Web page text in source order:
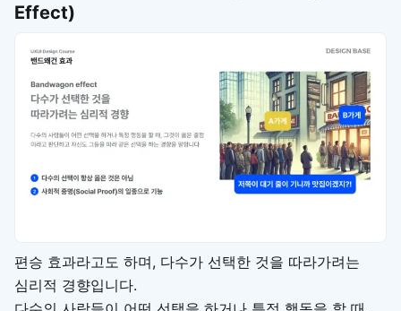
Effect)
편승 효과라고도 하며, 다수가 선택한 것을 따라가려는
심리적 경향입니다.